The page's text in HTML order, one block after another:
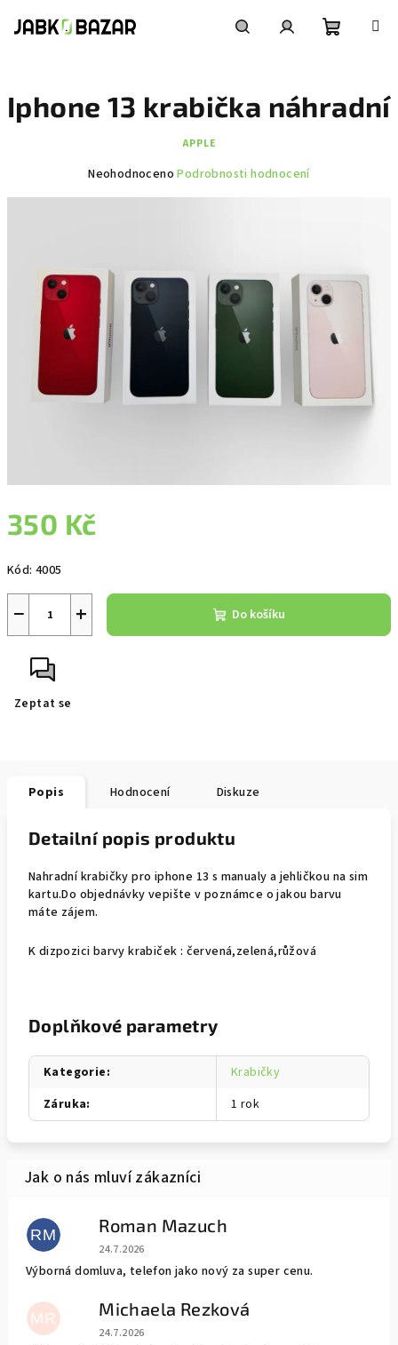
košík
350 Kč
cena:
Kód: 4005
+
− Do košíku
Zeptat se
Iphone 13 krabička náhradní
APPLE
Průměrné
5
hvězdiček.
Neohodnoceno Podrobnosti hodnocení
Popis Hodnocení Diskuze
Detailní popis produktu
Nahradní krabičky pro iphone 13 s manualy a jehličkou na sim
kartu.Do objednávky vepište v poznámce o jakou barvu
máte zájem.
K dizpozici barvy krabiček : červená,zelená,růžová
Doplňkové parametry
Kategorie:
Krabičky
Záruka: 1 rok
RM Roman Mazuch
Hodnocení obchodu je 5 z 5 hvězdiček.
24.7.2026
Výborná domluva, telefon jako nový za super cenu.
MR Michaela Rezková
Hodnocení obchodu je 5 z 5 hvězdiček.
24.7.2026